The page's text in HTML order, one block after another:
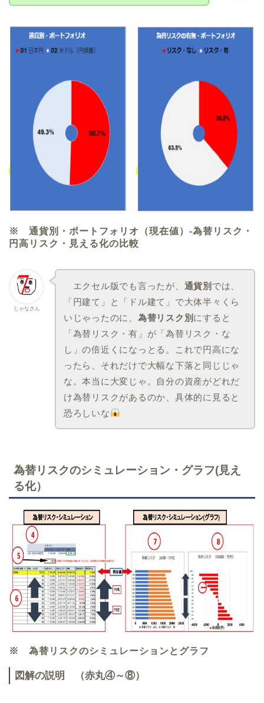
※ 通貨別・ポートフォリオ（現在値）-為替リスク・
円高リスク・見える化の比較
じゃなさん
エクセル版でも言ったが、 通貨別 では、
「円建て」と「ドル建て」で大体半々くら
いじゃったのに、 為替リスク別 にすると
「為替リスク・有」が「為替リスク・な
し」の倍近くになっとる。これで円高にな
ったら、それだけで大幅な下落と同じじゃ
な。本当に大変じゃ。自分の資産がどれだ
け為替リスクがあるのか、具体的に見ると
恐ろしいな
為替リスクのシミュレーション・グラフ(見え
る化）
※ 為替リスクのシミュレーションとグラフ
図解の説明 （赤丸④～⑧）